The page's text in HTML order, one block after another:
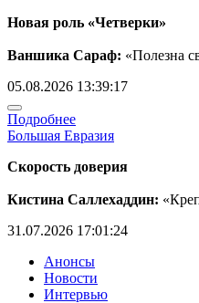
Новая роль «Четверки»
Ваншика Сараф: «Полезна
05.08.2026 13:39:17
Подробнее
Большая Евразия
Скорость доверия
Кистина Саллехаддин:
31.07.2026 17:01:24
Анонсы
Новости
Интервью